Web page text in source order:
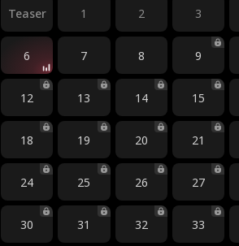
Teaser 1 2 3
6 7 8 9
12 13 14 15
18 19 20 21
24 25 26 27
30 31 32 33